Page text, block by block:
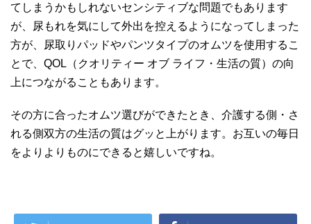
てしまうかもしれないセンシティブな問題でもあります
が、尿もれを気にして外出を控えるようになってしまった
方が、尿取りパッドやパンツタイプのオムツを使用するこ
とで、QOL（クオリティー オブ ライフ・生活の質）の向
上につながることもあります。
その方に合ったオムツ選びができたとき、介護する側・さ
れる側双方の生活の質はグッと上がります。お互いの毎日
をよりよりものにできると嬉しいですね。